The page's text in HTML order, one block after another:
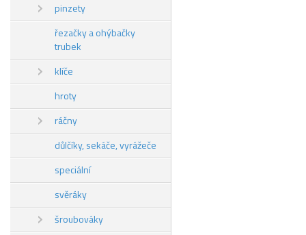
pinzety
řezačky a ohýbačky
trubek
klíče
hroty
ráčny
důlčíky, sekáče, vyrážeče
speciální
svěráky
šroubováky